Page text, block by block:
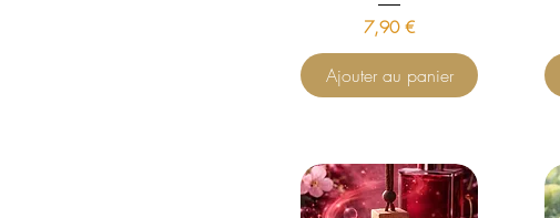
Prix
7,90 €
Ajouter au panier